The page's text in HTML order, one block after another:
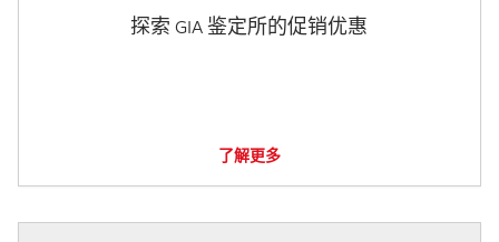
探索 GIA 鉴定所的促销优惠
了解更多